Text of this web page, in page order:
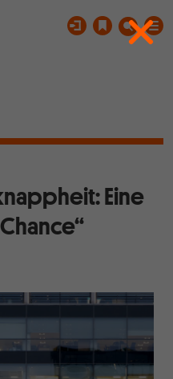
Eine